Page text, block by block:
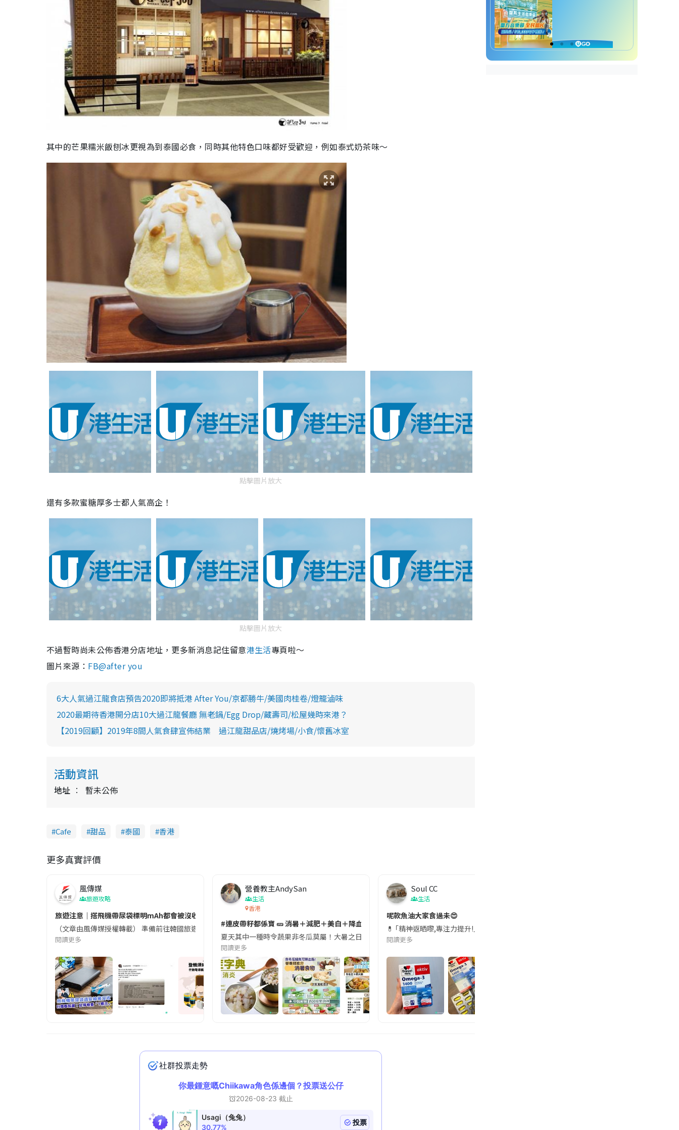
其中的芒果糯米飯刨冰更視為到泰國必食，同時其他特色口味都好受歡迎，例如泰式奶茶味～
點擊圖片放大
還有多款蜜糖厚多士都人氣高企！
點擊圖片放大
不過暫時尚未公佈香港分店地址，更多新消息記住留意港生活專頁啦～
圖片來源： FB@after you
6大人氣過江龍食店預告2020即將抵港 After You/京都勝牛/美國肉桂卷/燈籠滷味
2020最期待香港開分店10大過江龍餐廳 無老鍋/Egg Drop/藏壽司/松屋幾時來港？
【2019回顧】2019年8間人氣食肆宣佈結業 過江龍甜品店/燒烤場/小食/懷舊冰室
活動資訊
地址 暫未公佈
Cafe 甜品 泰國 香港
更多真實評價
風傳媒
旅遊攻略
旅遊注意｜搭飛機帶尿袋標明mAh都會被沒收😱出發前切記檢查「1標示」🚨
（文章由風傳媒授權轉載） 準備前往韓國旅遊的民眾，近期要特別留意隨身行李中的行動電源。一名旅客日前在機場安檢時，明明攜帶的行動電源機身已標示「10000mAh」，卻仍被要求當場
閱讀更多
營養教主AndySan
生活
香港
#連皮帶籽都係寶 🥒 消暑＋減肥＋美白＋降血脂
夏天其中一種時令蔬果非冬瓜莫屬！大暑之日，點都要飲碗冬瓜湯消暑解渴！除了解暑，冬瓜仲有好多鮮為人知嘅好處：減肥、消水腫、降血
閱讀更多
Soul CC
生活
呢款魚油大家食過未😍
💊 ｢精神返晒嚟,專注力提升!｣ 長時間對住電腦､剪片寫稿,成日覺得眼睛乾澀､腦袋好似｢斷
閱讀更多